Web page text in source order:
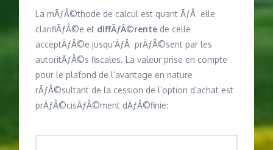
La mÃƒÂ©thode de calcul est quant ÃƒÂ elle
clarifiÃƒÂ©e et diffÃƒÂ©rente de celle
acceptÃƒÂ©e jusqu’ÃƒÂ prÃƒÂ©sent par les
autoritÃƒÂ©s fiscales. La valeur prise en compte
pour le plafond de l’avantage en nature
rÃƒÂ©sultant de la cession de l’option d’achat est
prÃƒÂ©cisÃƒÂ©ment dÃƒÂ©finie: